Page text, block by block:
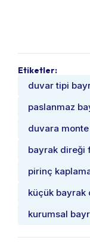
Etiketler:
duvar tipi
paslanmaz
duvara
bayrak direği
pirinç
küçük bayrak
kurumsal